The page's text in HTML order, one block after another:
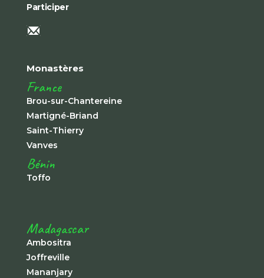
Participer
Monastères
France
Brou-sur-Chantereine
Martigné-Briand
Saint-Thierry
Vanves
Bénin
Toffo
Madagascar
Ambositra
Joffreville
Mananjary